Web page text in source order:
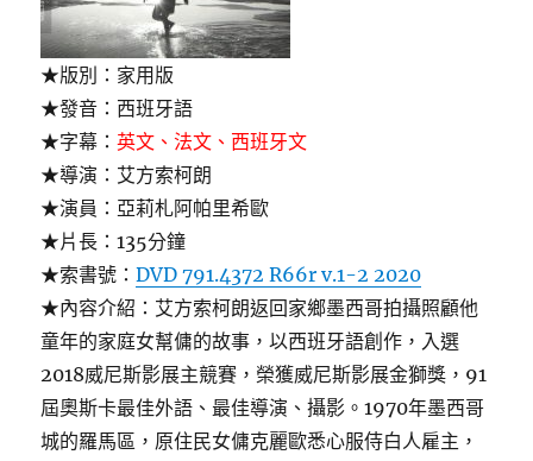
★版別：家用版
★發音：西班牙語
★字幕：英文、法文、西班牙文
★導演：艾方索柯朗
★演員：亞莉札阿帕里希歐
★片長：135分鐘
★索書號：DVD 791.4372 R66r v.1-2 2020
★內容介紹：艾方索柯朗返回家鄉墨西哥拍攝照顧他
童年的家庭女幫傭的故事，以西班牙語創作，入選
2018威尼斯影展主競賽，榮獲威尼斯影展金獅獎，91
屆奧斯卡最佳外語、最佳導演、攝影。1970年墨西哥
城的羅馬區，原住民女傭克麗歐悉心服侍白人雇主，